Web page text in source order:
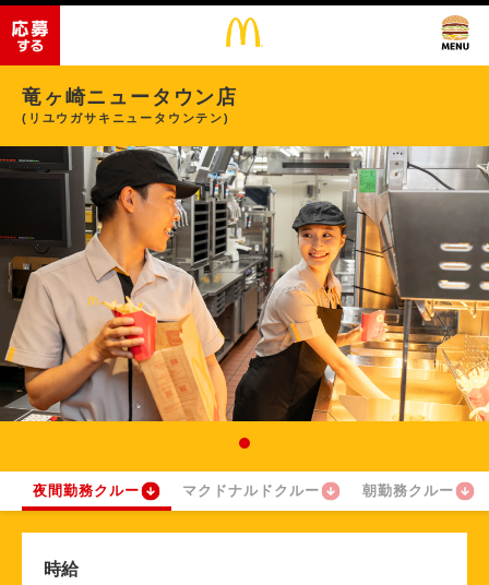
竜ヶ崎ニュータウン店
(リユウガサキニュータウンテン)
夜間勤務クルー マクドナルドクルー 朝勤務クルー
時給